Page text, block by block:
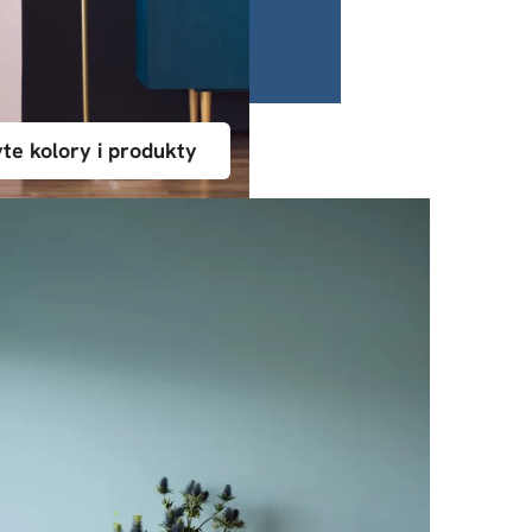
kolory i produkty